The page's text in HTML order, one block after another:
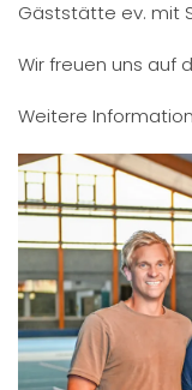
Gäststätte ev. mit
Wir freuen uns auf
Weitere